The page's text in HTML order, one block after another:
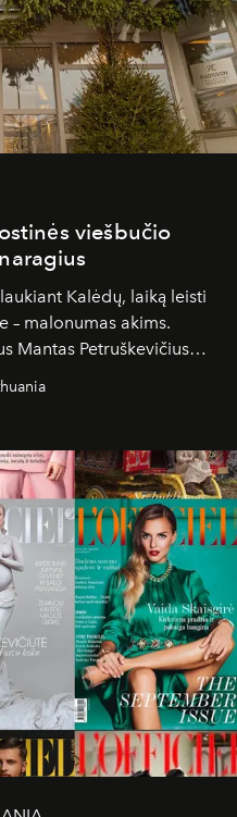
viešbučio
Kalėdų, laiką leisti
– malonumas akims.
Mantas Petruškevičius
gatvių praeiviams